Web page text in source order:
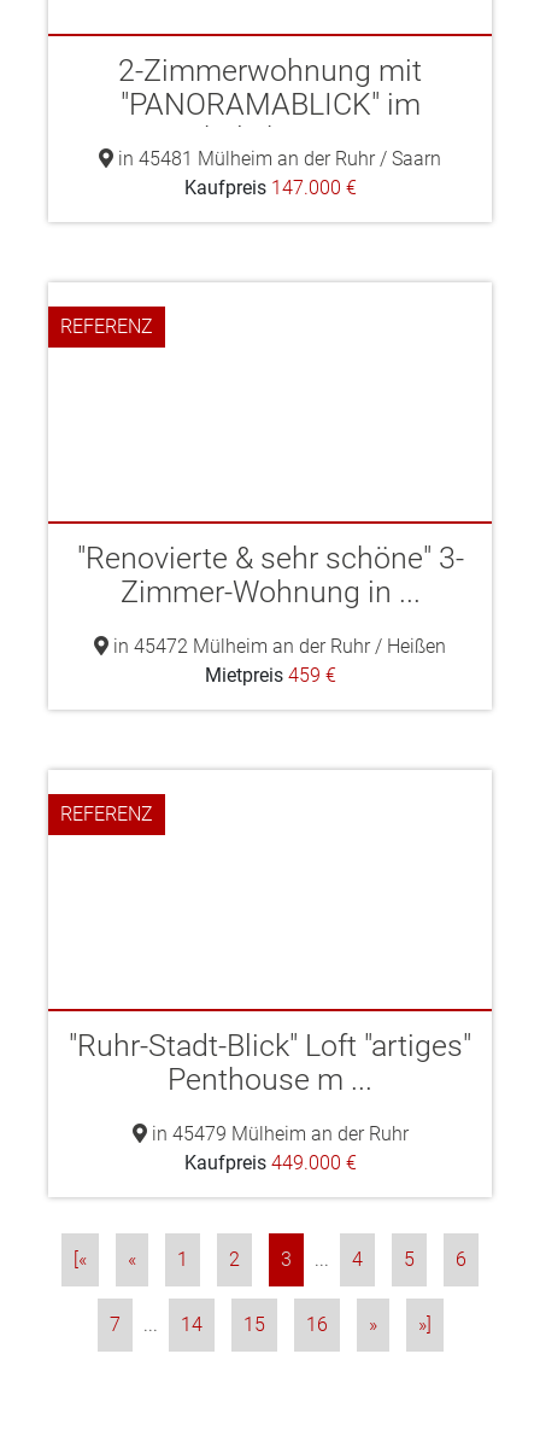
2-Zimmerwohnung mit
"PANORAMABLICK" im
beliebte ...
in 45481 Mülheim an der Ruhr / Saarn
Kaufpreis 147.000 €
REFERENZ
"Renovierte & sehr schöne" 3-
Zimmer-Wohnung in ...
in 45472 Mülheim an der Ruhr / Heißen
Mietpreis 459 €
REFERENZ
"Ruhr-Stadt-Blick" Loft "artiges"
Penthouse m ...
in 45479 Mülheim an der Ruhr
Kaufpreis 449.000 €
[« « 1 2 3 ... 4 5 6
7 ... 14 15 16 » »]